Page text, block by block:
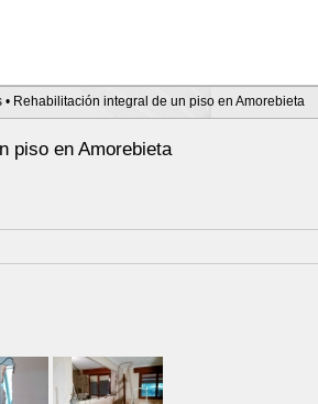
• Rehabilitación integral de un piso en Amorebieta
piso en Amorebieta